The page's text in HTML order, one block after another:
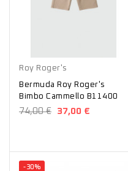
Roy Roger's
Bermuda Roy Roger's
Bimbo Cammello B11400
74,00 € 37,00 €
-30%